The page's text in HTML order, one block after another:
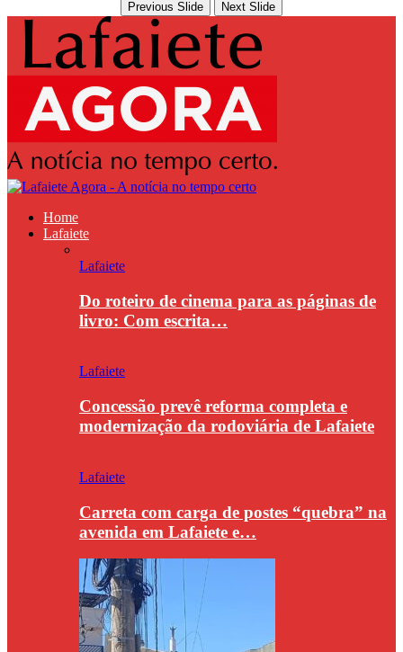
Previous Slide Next Slide
Home
Lafaiete
Lafaiete
Do roteiro de cinema para as páginas de
livro: Com escrita…
Lafaiete
Concessão prevê reforma completa e
modernização da rodoviária de Lafaiete
Lafaiete
Carreta com carga de postes “quebra” na
avenida em Lafaiete e…